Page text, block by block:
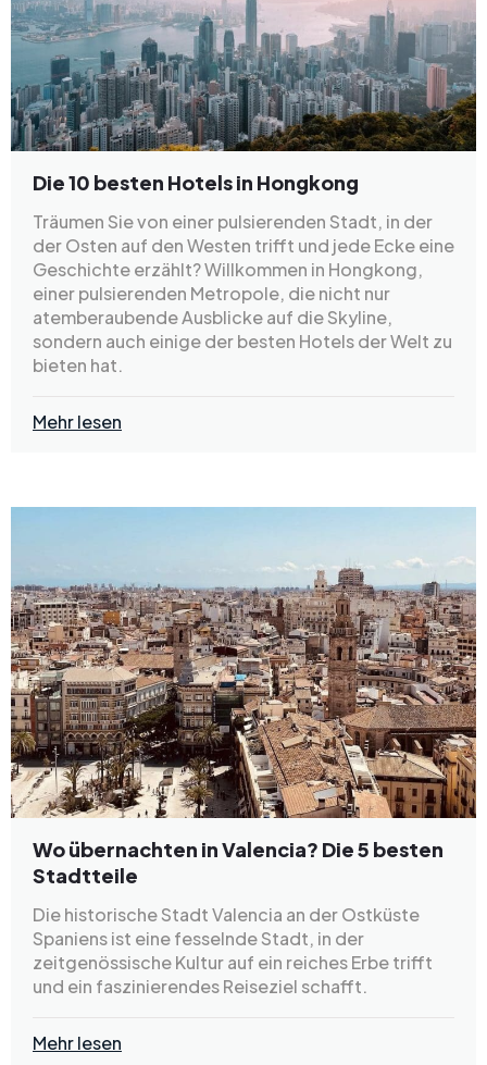
Die 10 besten Hotels in Hongkong
Träumen Sie von einer pulsierenden Stadt, in der
der Osten auf den Westen trifft und jede Ecke eine
Geschichte erzählt? Willkommen in Hongkong,
einer pulsierenden Metropole, die nicht nur
atemberaubende Ausblicke auf die Skyline,
sondern auch einige der besten Hotels der Welt zu
bieten hat.
Mehr lesen
Wo übernachten in Valencia? Die 5 besten
Stadtteile
Die historische Stadt Valencia an der Ostküste
Spaniens ist eine fesselnde Stadt, in der
zeitgenössische Kultur auf ein reiches Erbe trifft
und ein faszinierendes Reiseziel schafft.
Mehr lesen